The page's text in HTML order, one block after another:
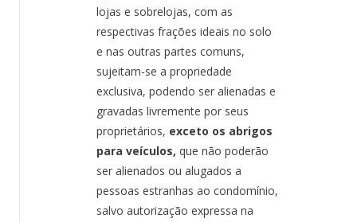
lojas e sobrelojas, com as
respectivas frações ideais no solo
e nas outras partes comuns,
sujeitam-se a propriedade
exclusiva, podendo ser alienadas e
gravadas livremente por seus
proprietários, exceto os abrigos
para veículos, que não poderão
ser alienados ou alugados a
pessoas estranhas ao condomínio,
salvo autorização expressa na